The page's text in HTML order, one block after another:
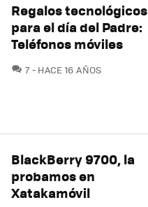
Regalos tecnológicos
para el día del Padre:
Teléfonos móviles
7COMENTARIOS
HACE 16 AÑOS
BlackBerry 9700, la
probamos en
Xatakamóvil